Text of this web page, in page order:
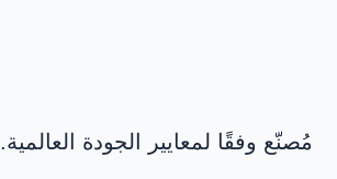
مُصنّع وفقًا لمعايير الجودة العالمية.